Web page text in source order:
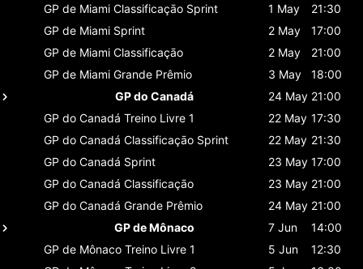
GP de Miami Classificaçāo Sprint 1 May
21:30
GP de Miami Sprint 2 May
17:00
GP de Miami Classificaçāo 2 May
21:00
GP de Miami Grande Prêmio 3 May
18:00
GP do Canadá
24 May 21:00
GP do Canadá Treino Livre 1 22 May 17:30
GP do Canadá Classificaçāo Sprint 22 May 21:30
GP do Canadá Sprint 23 May 17:00
GP do Canadá Classificaçāo 23 May 21:00
GP do Canadá Grande Prêmio 24 May 21:00
GP de Mônaco
7 Jun
14:00
GP de Mônaco Treino Livre 1 5 Jun
12:30